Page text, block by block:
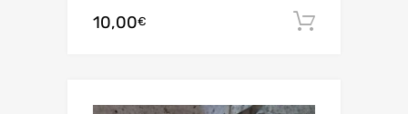
10,00€